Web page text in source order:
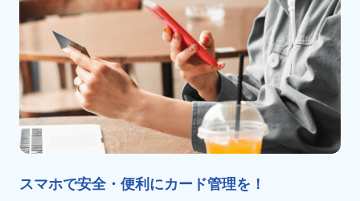
スマホで安全・便利にカード管理を！